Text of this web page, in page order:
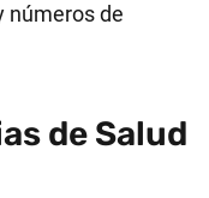
números de
de Salud